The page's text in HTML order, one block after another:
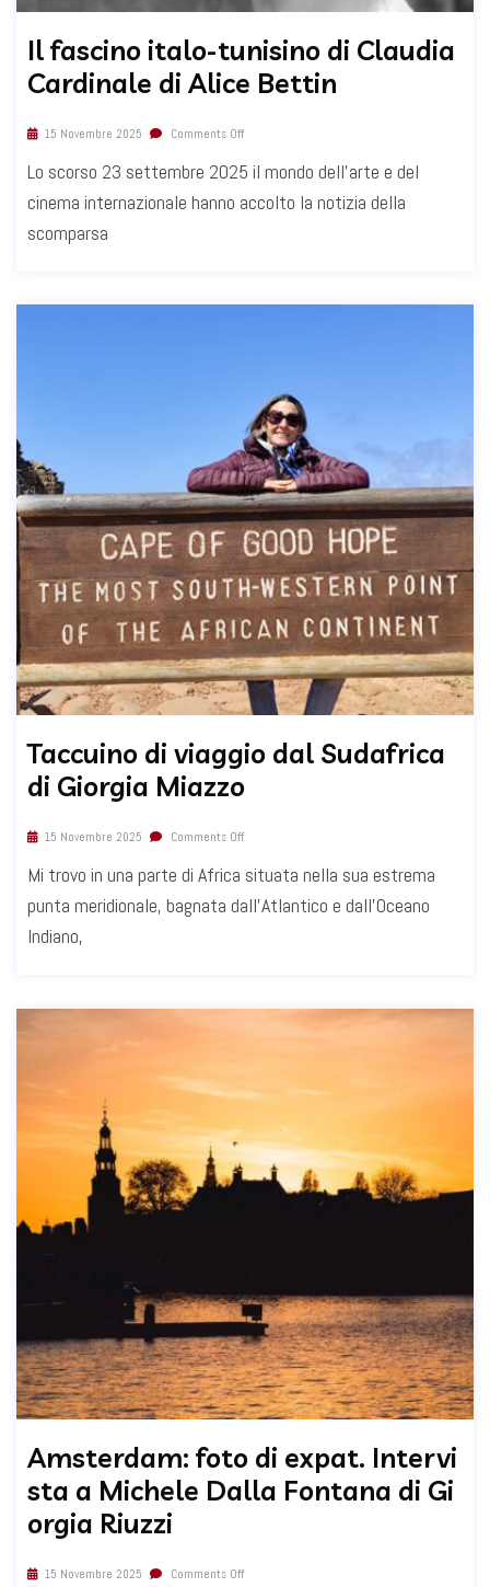
Il fascino italo-tunisino di Claudia
Cardinale di Alice Bettin
15 Novembre 2025 Comments Off
Lo scorso 23 settembre 2025 il mondo dell’arte e del
cinema internazionale hanno accolto la notizia della
scomparsa
Taccuino di viaggio dal Sudafrica
di Giorgia Miazzo
15 Novembre 2025 Comments Off
Mi trovo in una parte di Africa situata nella sua estrema
punta meridionale, bagnata dall’Atlantico e dall’Oceano
Indiano,
Amsterdam: foto di expat. Intervi
sta a Michele Dalla Fontana di Gi
orgia Riuzzi
15 Novembre 2025 Comments Off